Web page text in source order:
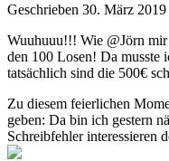
Geschrieben 30. März 2019
Wuuhuuu!!! Wie @Jörn mir
den 100 Losen! Da musste
tatsächlich sind die 500€
Zu diesem feierlichen
geben: Da bin ich gestern
Schreibfehler interessieren